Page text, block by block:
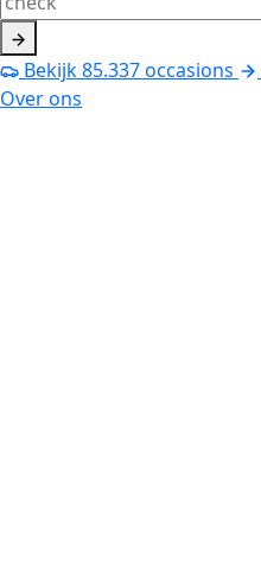
Bekijk85.337occasions
Over ons